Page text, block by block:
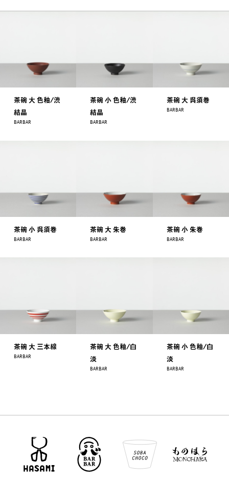
茶碗 大 色釉/渋
結晶
BARBAR
茶碗 小 色釉/渋
結晶
BARBAR
茶碗 大 呉須巻
BARBAR
茶碗 小 呉須巻
BARBAR
茶碗 大 朱巻
BARBAR
茶碗 小 朱巻
BARBAR
茶碗 大 三本線
BARBAR
茶碗 大 色釉/白
淡
BARBAR
茶碗 小 色釉/白
淡
BARBAR